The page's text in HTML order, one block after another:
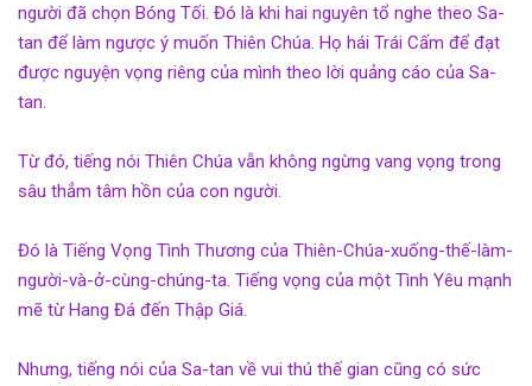
người đã chọn Bóng Tối. Đó là khi hai nguyên tổ nghe theo Sa-
tan để làm ngược ý muốn Thiên Chúa. Họ hái Trái Cấm để đạt
được nguyện vọng riêng của mình theo lời quảng cáo của Sa-
tan.
Từ đó, tiếng nói Thiên Chúa vẫn không ngừng vang vọng trong
sâu thẳm tâm hồn của con người.
Đó là Tiếng Vọng Tình Thương của Thiên-Chúa-xuống-thế-làm-
người-và-ở-cùng-chúng-ta. Tiếng vọng của một Tình Yêu mạnh
mẽ từ Hang Đá đến Thập Giá.
Nhưng, tiếng nói của Sa-tan về vui thú thế gian cũng có sức